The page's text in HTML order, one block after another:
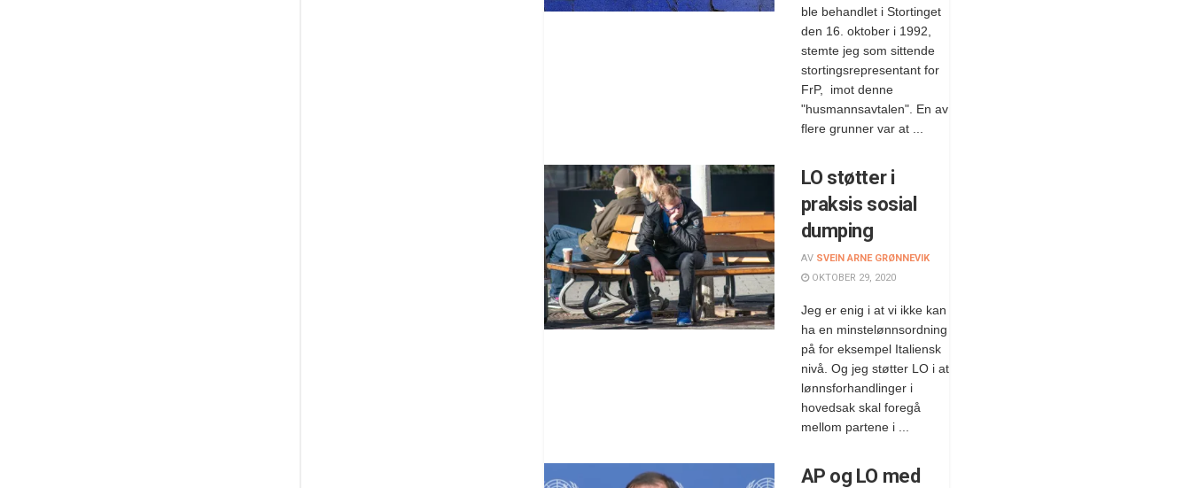
ble behandlet i Stortinget
den 16. oktober i 1992,
stemte jeg som sittende
stortingsrepresentant for
FrP, imot denne
"husmannsavtalen". En av
flere grunner var at ...
LO støtter i
praksis sosial
dumping
AV SVEIN ARNE GRØNNEVIK
OKTOBER 29, 2020
Jeg er enig i at vi ikke kan
ha en minstelønnsordning
på for eksempel Italiensk
nivå. Og jeg støtter LO i at
lønnsforhandlinger i
hovedsak skal foregå
mellom partene i ...
AP og LO med